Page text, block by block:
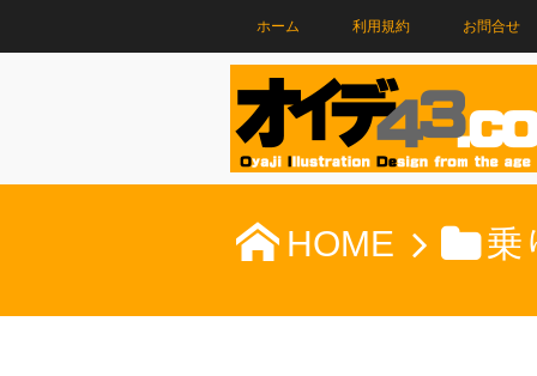
ホーム 利用規約 お問合せ
HOME 乗